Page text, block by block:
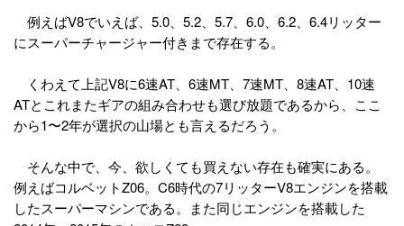
例えばV8でいえば、5.0、5.2、5.7、6.0、6.2、6.4リッター
にスーパーチャージャー付きまで存在する。
くわえて上記V8に6速AT、6速MT、7速MT、8速AT、10速
ATとこれまたギアの組み合わせも選び放題であるから、ここ
から1〜2年が選択の山場とも言えるだろう。
そんな中で、今、欲しくても買えない存在も確実にある。
例えばコルベットZ06。C6時代の7リッターV8エンジンを搭載
したスーパーマシンである。また同じエンジンを搭載した